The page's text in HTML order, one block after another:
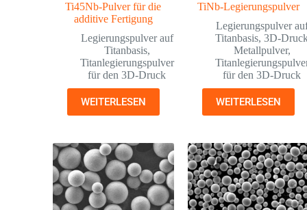
Ti45Nb-Pulver für die
additive Fertigung
Legierungspulver auf
Titanbasis,
Titanlegierungspulver
für den 3D-Druck
WEITERLESEN
TiNb-Legierungspulver
Legierungspulver
Titanbasis,3D-
Metallpulver,
für den 3D-Druck
WEITERLESEN